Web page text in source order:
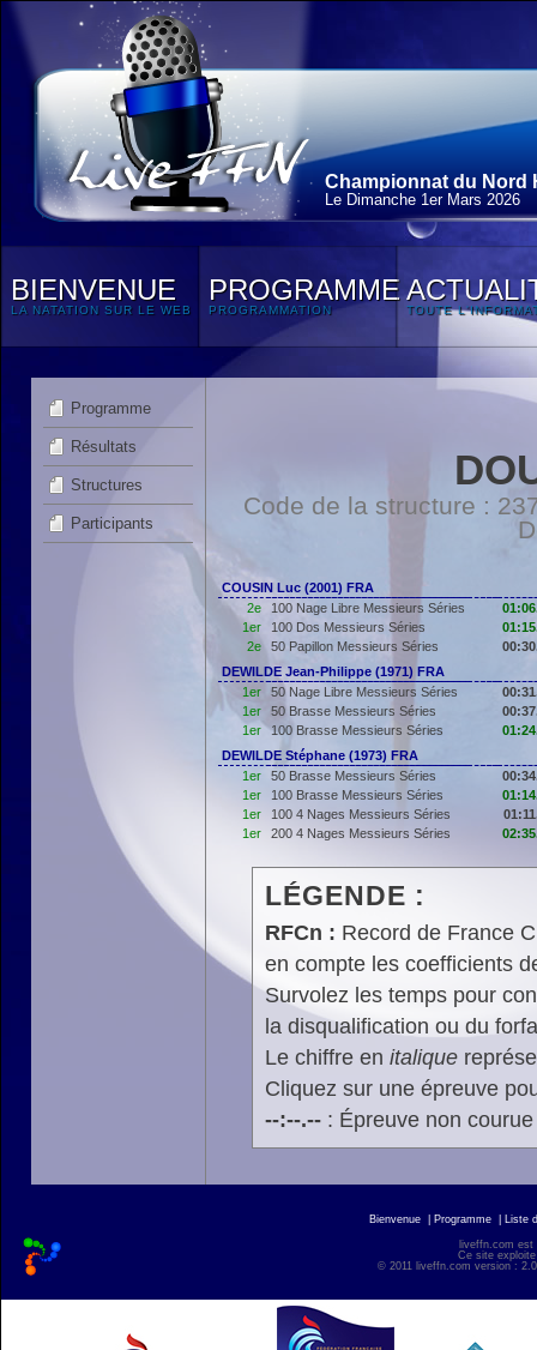
Championnat du Nord
Le Dimanche 1erMars 2026
BIENVENUE
LA NATATION SUR LE WEB
PROGRAMME
PROGRAMMATION TOUTE
Programme
Résultats
Structures
Participants
Code de la structure :
COUSIN Luc (2001) FRA
2e
100 Nage Libre Messieurs Séries
1er
100 Dos Messieurs Séries
2e
50 Papillon Messieurs Séries
DEWILDE Jean-Philippe (1971) FRA
1er
50 Nage Libre Messieurs Séries
1er
50 Brasse Messieurs Séries
1er
100 Brasse Messieurs Séries
DEWILDE Stéphane (1973) FRA
1er
50 Brasse Messieurs Séries
1er
100 Brasse Messieurs Séries
1er
100 4 Nages Messieurs Séries
1er
200 4 Nages Messieurs Séries
LÉGENDE :
RFCn : Record de France
en compte les coefficients
Survolez les temps pour
la disqualification ou du
Le chiffre en italique
Cliquez sur une épreuve
--:--.--: Épreuve non
Bienvenue Programme Liste
liveffn.com est
Ce site
© 2011 liveffn.com version :